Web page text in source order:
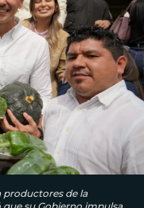
productores de la